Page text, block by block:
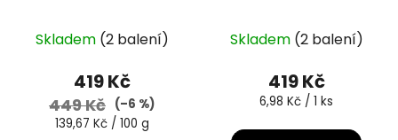
hodnocení
produktu
je
5,0
Skladem (2 balení)
419 Kč
449 Kč (–6 %)
Měrná
139,67 Kč / 100 g
mix
Skladem (2 balení)
419 Kč
Měrná
6,98 Kč / 1 ks